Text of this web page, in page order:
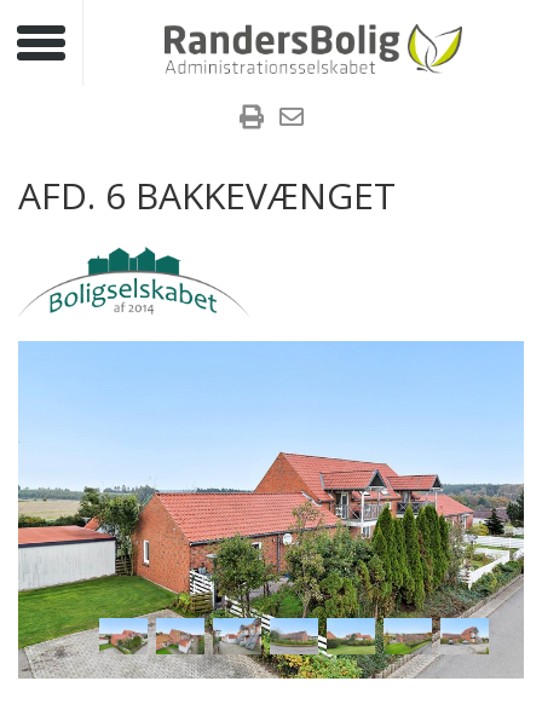
Toggle navigation
AFD. 6 BAKKEVÆNGET